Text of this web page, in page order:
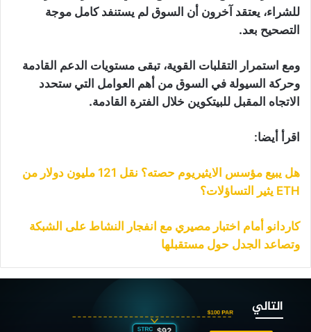
للشراء، يعتقد آخرون أن السوق لم يستنفد كامل موجة
التصحيح بعد.
ومع استمرار التقلبات القوية، تبقى مستويات الدعم القادمة
وحركة السيولة في السوق من أهم العوامل التي ستحدد
الاتجاه المقبل للبيتكوين خلال الفترة القادمة.
اقرأ أيضا:
هل يبيع مؤسس الايثيريوم حصته؟ نقل 121 مليون دولار من
ETH يثير التساؤلات؟
كاردانو أمام اختبار مصيري مع انفجار النشاط على الشبكة
وتصاعد الجدل حول مستقبلها
التالي“STRC”